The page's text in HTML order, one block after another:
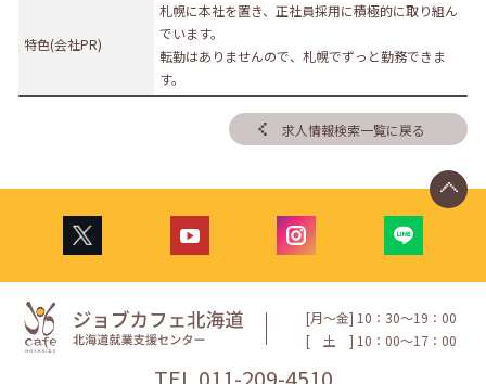
特色(会社PR)
札幌に本社を置き、正社員採用に積極的に取り組ん
でいます。
転勤はありませんので、札幌でずっと勤務できま
す。
求人情報検索一覧に戻る
[月〜金] 10：30〜19：00
[
土 ] 10：00〜17：00